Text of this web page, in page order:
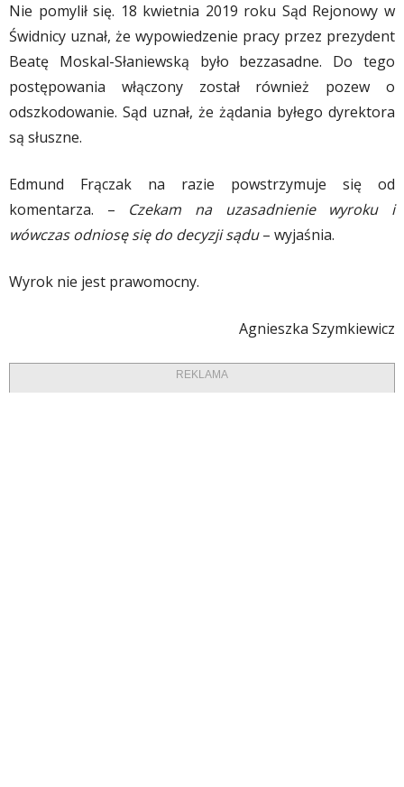
Nie pomylił się. 18 kwietnia 2019 roku Sąd Rejonowy w
Świdnicy uznał, że wypowiedzenie pracy przez prezydent
Beatę Moskal-Słaniewską było bezzasadne. Do tego
postępowania włączony został również pozew o
odszkodowanie. Sąd uznał, że żądania byłego dyrektora
są słuszne.
Edmund Frączak na razie powstrzymuje się od
komentarza. – Czekam na uzasadnienie wyroku i
wówczas odniosę się do decyzji sądu– wyjaśnia.
Wyrok nie jest prawomocny.
Agnieszka Szymkiewicz
REKLAMA